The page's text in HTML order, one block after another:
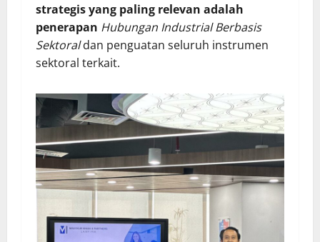
strategis yang paling relevan adalah
penerapan Hubungan Industrial Berbasis
Sektoraldan penguatan seluruh instrumen
sektoral terkait.